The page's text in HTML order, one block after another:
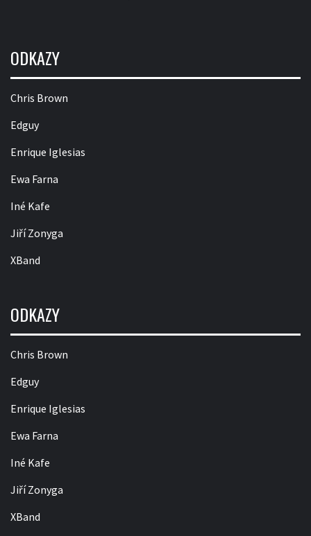
ODKAZY
Chris Brown
Edguy
Enrique Iglesias
Ewa Farna
Iné Kafe
Jiří Zonyga
XBand
ODKAZY
Chris Brown
Edguy
Enrique Iglesias
Ewa Farna
Iné Kafe
Jiří Zonyga
XBand